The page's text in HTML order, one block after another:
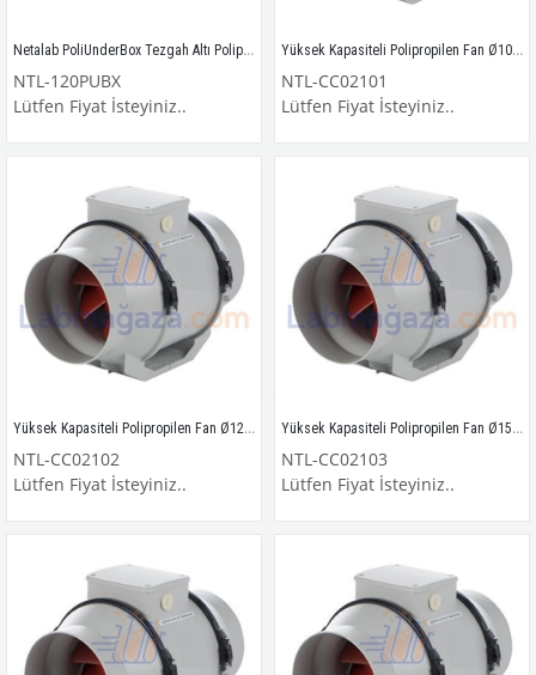
Netalab PoliUnderBox Tezgah Altı Polipropilen Asit ve Baz Dolabı / NTL-120PUBX
NTL-120PUBX
Lütfen Fiyat İsteyiniz..
Yüksek Kapasiteli Polipropilen Fan Ø100mm
NTL-CC02101
Lütfen Fiyat İsteyiniz..
Yüksek Kapasiteli Polipropilen Fan Ø125mm
NTL-CC02102
Lütfen Fiyat İsteyiniz..
Yüksek Kapasiteli Polipropilen Fan Ø150mm
NTL-CC02103
Lütfen Fiyat İsteyiniz..